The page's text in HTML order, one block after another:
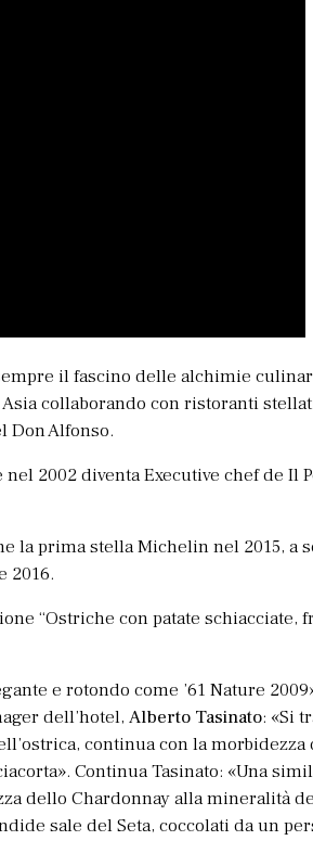
il fascino delle alchimie
collaborando con ristoranti
Don Alfonso.
2002 diventa Executive chef de Il
la prima stella Michelin nel 2015, a
2016.
“Ostriche con patate schiacciate,
e rotondo come ’61 Nature
dell’hotel,Alberto Tasinato: «Si
continua con la morbidezza
Continua Tasinato: «Una
dello Chardonnay alla mineralità
sale del Seta, coccolati da un